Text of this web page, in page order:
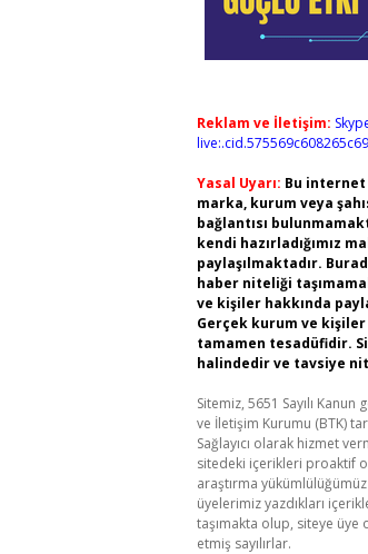
Reklam ve İletişim:
live:.cid.575569c608265c69
Yasal Uyarı: Bu
marka, kurum veya
bağlantısı
kendi hazırladığımız
paylaşılmaktadır.
haber niteliği
ve kişiler hakkında
Gerçek kurum ve
tamamen tesadüfidir.
halindedir ve tavsiye
Sitemiz, 5651 Sayılı
ve İletişim Kurumu (BTK)
Sağlayıcı olarak hizmet
sitedeki içerikleri proaktif
araştırma
üyelerimiz yazdıkları
taşımakta olup, siteye
etmiş sayılırlar.